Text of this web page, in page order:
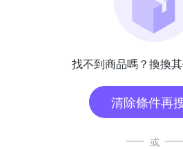
找不到商品嗎？換換其
清除條件再
或